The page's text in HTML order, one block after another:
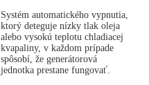
Systém automatického vypnutia,
ktorý deteguje nízky tlak oleja
alebo vysokú teplotu chladiacej
kvapaliny, v každom prípade
spôsobí, že generátorová
jednotka prestane fungovať.